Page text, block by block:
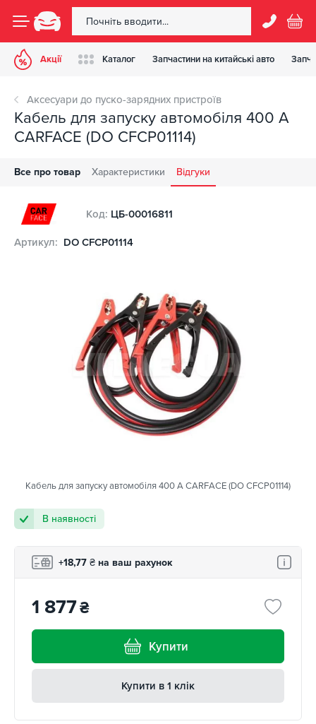
Акції Каталог Запчастини на китайські авто
Аксесуари до пуско-зарядних пристроїв
Кабель для запуску автомобіля 400 А
CARFACE (DO CFCP01114)
Все про товар Характеристики Відгуки
Код: ЦБ-00016811
Артикул: DO CFCP01114
Кабель для запуску автомобіля 400 А CARFACE (DO CFCP01114)
В наявності
+18,77 ₴ на ваш рахунок
1 877₴
Купити
Купити в 1 клік